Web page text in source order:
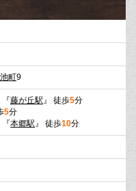
町9
『藤が丘駅 』 徒歩5分
5分
『本郷駅 』 徒歩10分